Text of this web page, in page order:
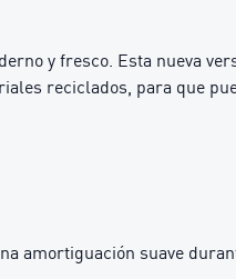
y fresco. Esta nueva
reciclados, para que
amortiguación suave